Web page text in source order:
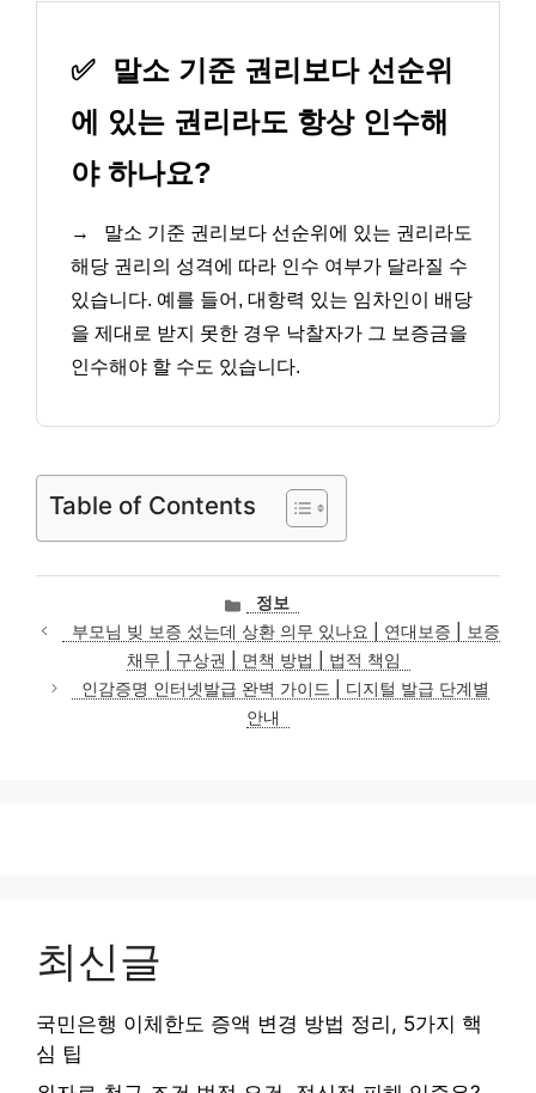
✅
말소 기준 권리보다 선순위
에 있는 권리라도 항상 인수해
야 하나요?
→
말소 기준 권리보다 선순위에 있는 권리라도
해당 권리의 성격에 따라 인수 여부가 달라질 수
있습니다. 예를 들어, 대항력 있는 임차인이 배당
을 제대로 받지 못한 경우 낙찰자가 그 보증금을
인수해야 할 수도 있습니다.
Table of Contents
카
테
고
리
정보
부모님 빚 보증 섰는데 상환 의무 있나요 | 연대보증 | 보증
채무 | 구상권 | 면책 방법 | 법적 책임
인감증명 인터넷발급 완벽 가이드 | 디지털 발급 단계별
안내
최신글
국민은행 이체한도 증액 변경 방법 정리, 5가지 핵
심 팁